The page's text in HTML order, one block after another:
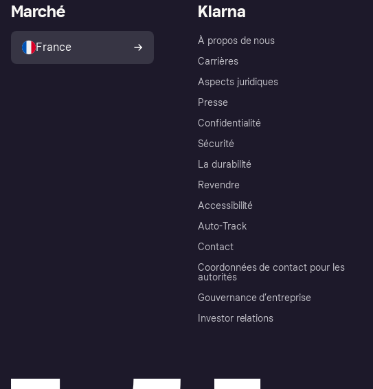
Klarna
À propos de nous
Carrières
Aspects juridiques
Presse
Confidentialité
Sécurité
La durabilité
Revendre
Accessibilité
Auto-Track
Contact
Coordonnées de contact pour les
autorités
Gouvernance d’entreprise
Investor relations
Marché
France